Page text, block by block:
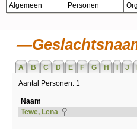
Algemeen Personen
A B C D E F G H J
Aantal Personen: 1
Naam
Tewe, Lena